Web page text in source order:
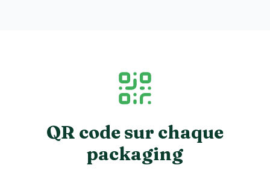
QR code sur chaque
packaging